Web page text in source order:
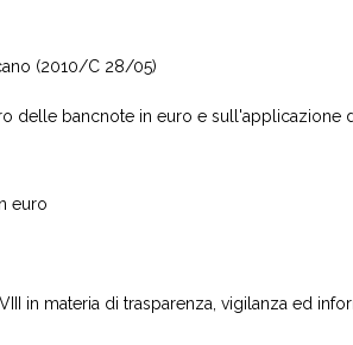
(2010/C 28/05)
delle bancnote in euro e sull'applicazione
euro
in materia di trasparenza, vigilanza ed